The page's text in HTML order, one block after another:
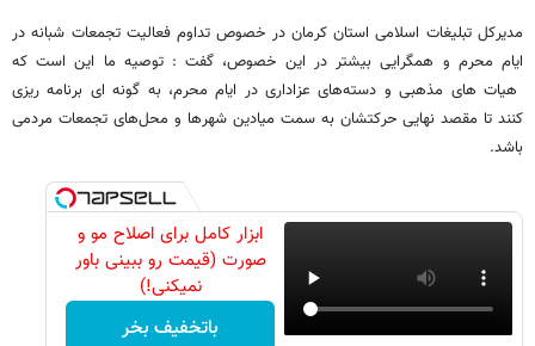
مدیرکل تبلیغات اسلامی استان کرمان در خصوص تداوم فعالیت تجمعات شبانه در
ایام محرم و همگرایی بیشتر در این خصوص، گفت : توصیه ما این است که
هیات های مذهبی و دسته‌های عزاداری در ایام محرم، به گونه ای برنامه ریزی
کنند تا مقصد نهایی حرکتشان به سمت میادین شهرها و محل‌های تجمعات مردمی
باشد.
ابزار کامل برای اصلاح مو و
صورت (قیمت رو ببینی باور
نمیکنی!)
باتخفیف بخر